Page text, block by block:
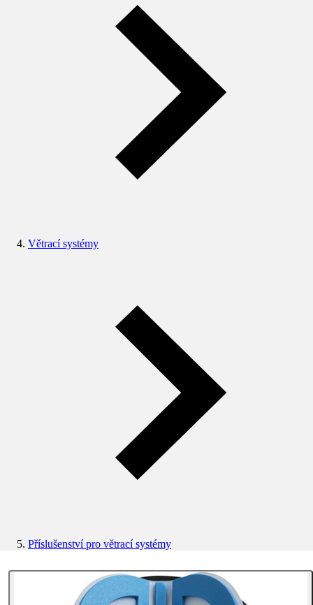
Větrací systémy
Příslušenství pro větrací systémy